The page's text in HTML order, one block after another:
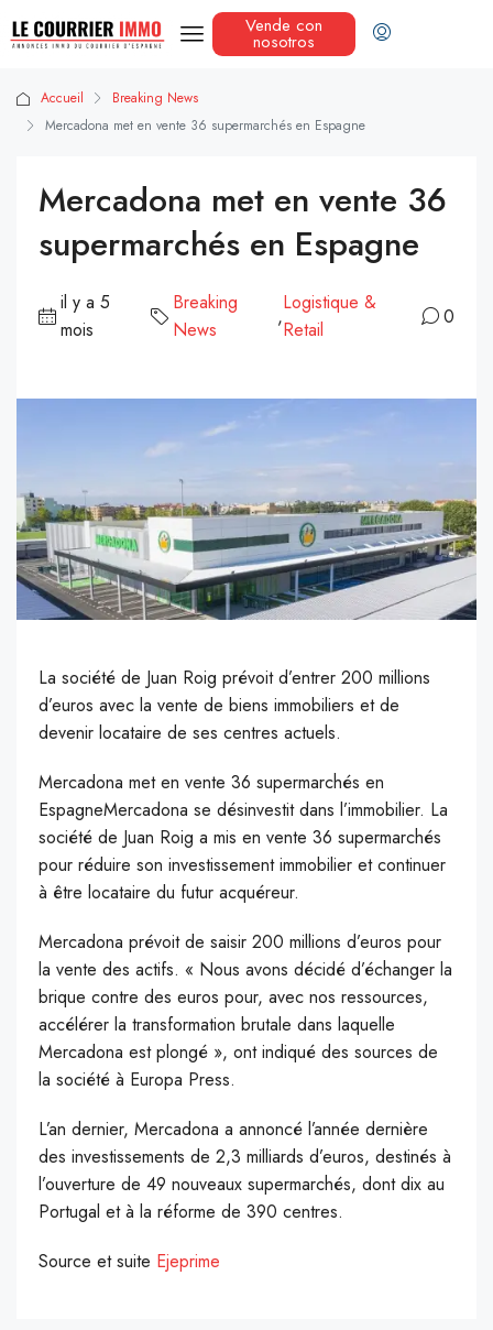
Vende con
nosotros
Accueil
Breaking News
Mercadona met en vente 36 supermarchés en Espagne
Mercadona met en vente 36
supermarchés en Espagne
il y a 5
mois
Breaking
News
,
Logistique &
Retail
0
La société de Juan Roig prévoit d’entrer 200 millions
d’euros avec la vente de biens immobiliers et de
devenir locataire de ses centres actuels.
Mercadona met en vente 36 supermarchés en
EspagneMercadona se désinvestit dans l’immobilier. La
société de Juan Roig a mis en vente 36 supermarchés
pour réduire son investissement immobilier et continuer
à être locataire du futur acquéreur.
Mercadona prévoit de saisir 200 millions d’euros pour
la vente des actifs. « Nous avons décidé d’échanger la
brique contre des euros pour, avec nos ressources,
accélérer la transformation brutale dans laquelle
Mercadona est plongé », ont indiqué des sources de
la société à Europa Press.
L’an dernier, Mercadona a annoncé l’année dernière
des investissements de 2,3 milliards d’euros, destinés à
l’ouverture de 49 nouveaux supermarchés, dont dix au
Portugal et à la réforme de 390 centres.
Source et suite Ejeprime